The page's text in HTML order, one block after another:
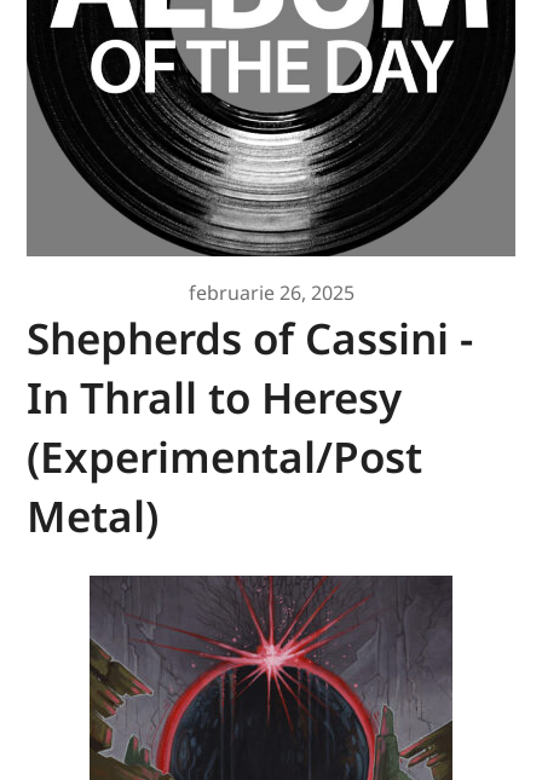
februarie 26, 2025
Shepherds of Cassini -
In Thrall to Heresy
(Experimental/Post
Metal)